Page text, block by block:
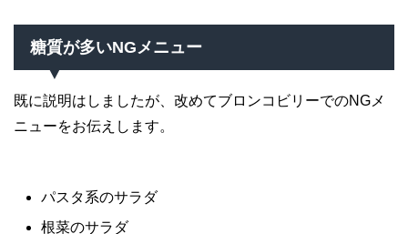
糖質が多いNGメニュー
既に説明はしましたが、改めてブロンコビリーでのNGメ
ニューをお伝えします。
パスタ系のサラダ
根菜のサラダ